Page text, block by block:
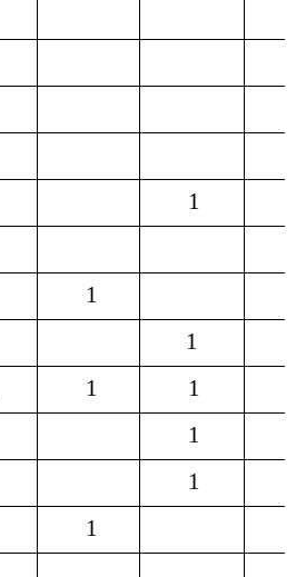
1
1
1
1 1
1
1
1